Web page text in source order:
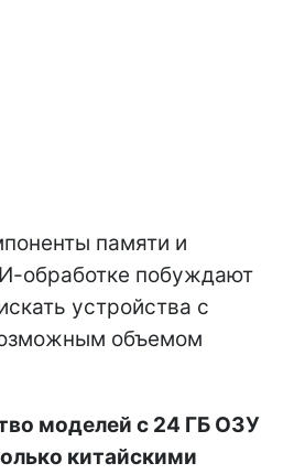
памяти и
обработке побуждают
устройства с
объемом
моделей с 24 ГБ ОЗУ
китайскими